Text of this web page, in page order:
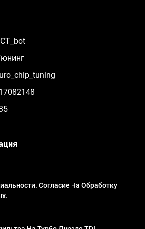
Согласие На Обработку